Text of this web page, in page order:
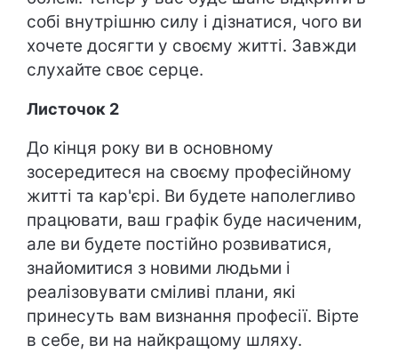
собі внутрішню силу і дізнатися, чого ви
хочете досягти у своєму житті. Завжди
слухайте своє серце.
Листочок 2
До кінця року ви в основному
зосередитеся на своєму професійному
житті та кар'єрі. Ви будете наполегливо
працювати, ваш графік буде насиченим,
але ви будете постійно розвиватися,
знайомитися з новими людьми і
реалізовувати сміливі плани, які
принесуть вам визнання професії. Вірте
в себе, ви на найкращому шляху.